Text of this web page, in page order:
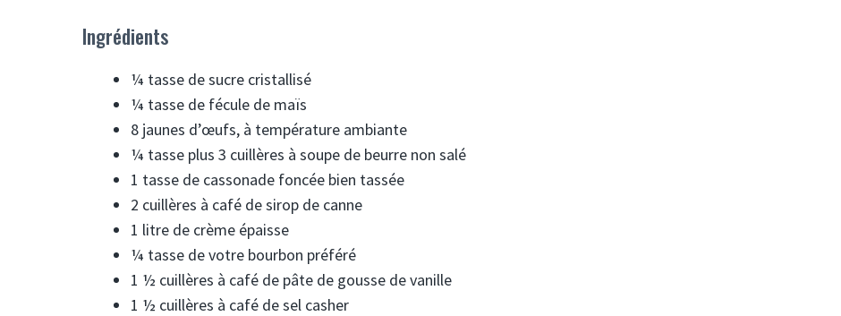
Ingrédients
¼ tasse de sucre cristallisé
¼ tasse de fécule de maïs
8 jaunes d’œufs, à température ambiante
¼ tasse plus 3 cuillères à soupe de beurre non salé
1 tasse de cassonade foncée bien tassée
2 cuillères à café de sirop de canne
1 litre de crème épaisse
¼ tasse de votre bourbon préféré
1 ½ cuillères à café de pâte de gousse de vanille
1 ½ cuillères à café de sel casher